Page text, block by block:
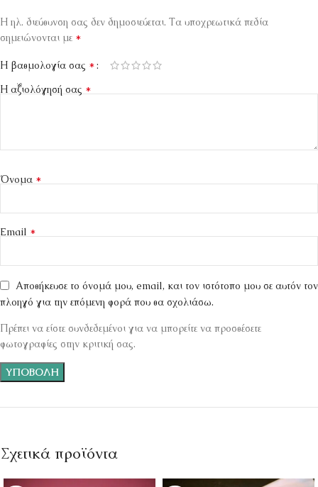
Η ηλ. διεύθυνση σας δεν δημοσιεύεται. Τα υποχρεωτικά πεδία
σημειώνονται με *
Η βαθμολογία σας *
Η αξιολόγησή σας *
Όνομα *
Email *
Αποθήκευσε το όνομά μου, email, και τον ιστότοπο μου σε αυτόν τον
πλοηγό για την επόμενη φορά που θα σχολιάσω.
Πρέπει να είστε συνδεδεμένοι για να μπορείτε να προσθέσετε
φωτογραφίες στην κριτική σας.
Σχετικά προϊόντα